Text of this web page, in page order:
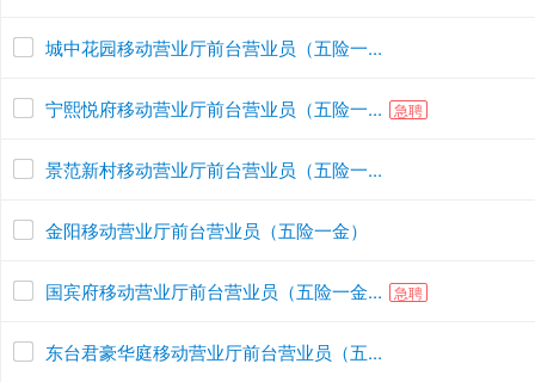
城中花园移动营业厅前台营业员（五险一...
宁熙悦府移动营业厅前台营业员（五险一... 急聘
景范新村移动营业厅前台营业员（五险一...
金阳移动营业厅前台营业员（五险一金）
国宾府移动营业厅前台营业员（五险一金... 急聘
东台君豪华庭移动营业厅前台营业员（五...